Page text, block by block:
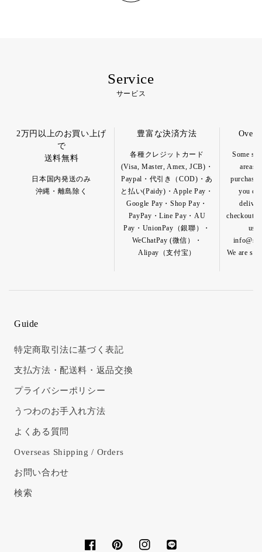
Service
サービス
2万円以上のお買い上げ
で
送料無料
日本国内発送のみ
沖縄・離島除く
豊富な決済方法
各種クレジットカード
(Visa, Master, Amex, JCB)・
Paypal・代引き（COD)・あ
と払い(Paidy)・Apple Pay・
Google Pay・Shop Pay・
PayPay・Line Pay・AU
Pay・UnionPay（銀聯）・
WeChatPay (微信）・
Alipay（支付宝）
Some
areas
purchase
you
checkout
us
We are so
Guide
特定商取引法に基づく表記
支払方法・配送料・返品交換
プライバシーポリシー
うつわのお手入れ方法
よくある質問
Overseas Shipping / Orders
お問い合わせ
検索